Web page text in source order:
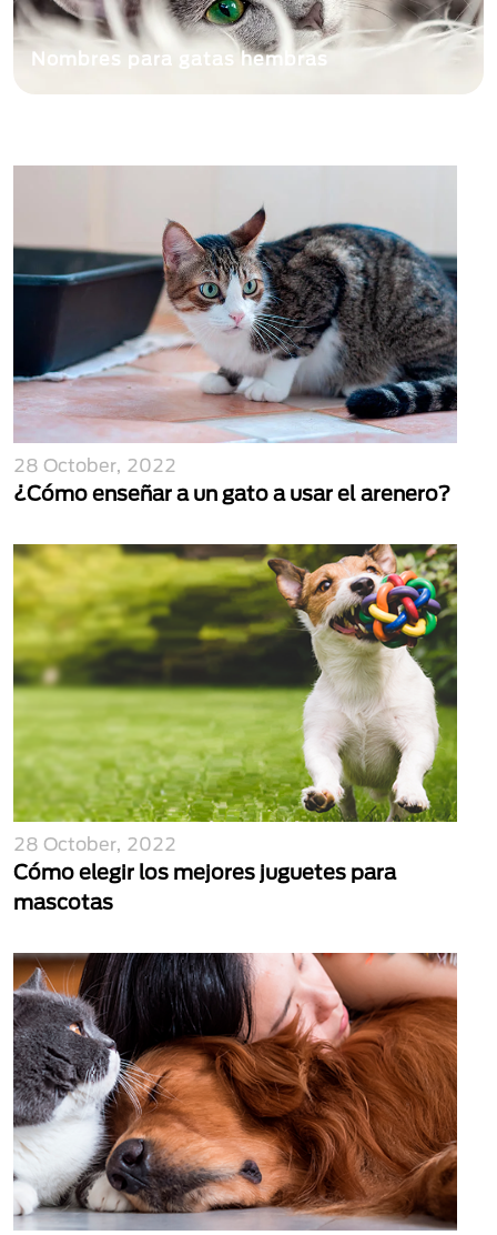
Nombres para gatas hembras
28 October, 2022
¿Cómo enseñar a un gato a usar el arenero?
28 October, 2022
Cómo elegir los mejores juguetes para
mascotas